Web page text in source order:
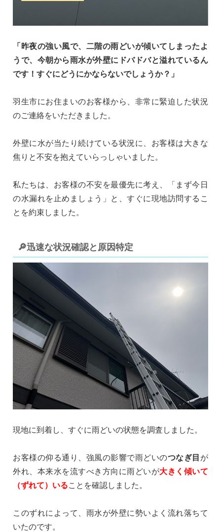
「昨夜の強い風で、二階の雨どいが傾いてしまったよ
うで、今朝から雨水が外壁にドバドバと溢れているん
です！すぐにどうにかならないでしょうか？」
羽生市にお住まいのお客様から、非常に緊迫した状況
のご連絡をいただきました。
外壁に水が当たり続けている状況に、お客様は大きな
焦りと不安を抱えていらっしゃいました。
私たちは、お客様の不安を最優先に考え、「まず今日
の水漏れを止めましょう」と、すぐに現地訪問するこ
とを約束しました。
🔎迅速な状況確認と原因特定
現地に到着し、すぐに雨どいの状態を調査しました。
お客様の仰る通り、強風の影響で雨どいのつなぎ目 が
外れ、本来水を流すべき方向に雨どいが大きく傾いて
（ずれて）いることを確認しました。
このずれによって、雨水が外壁に勢いよく流れ落ちて
いたのです。